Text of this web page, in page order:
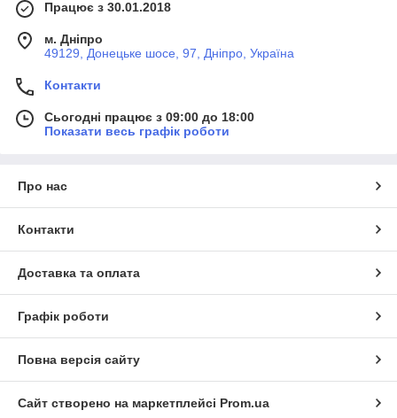
Працює з 30.01.2018
м. Дніпро
49129, Донецьке шосе, 97, Дніпро, Україна
Контакти
Сьогодні працює з 09:00 до 18:00
Показати весь графік роботи
Про нас
Контакти
Доставка та оплата
Графік роботи
Повна версія сайту
Сайт створено на маркетплейсі Prom.ua